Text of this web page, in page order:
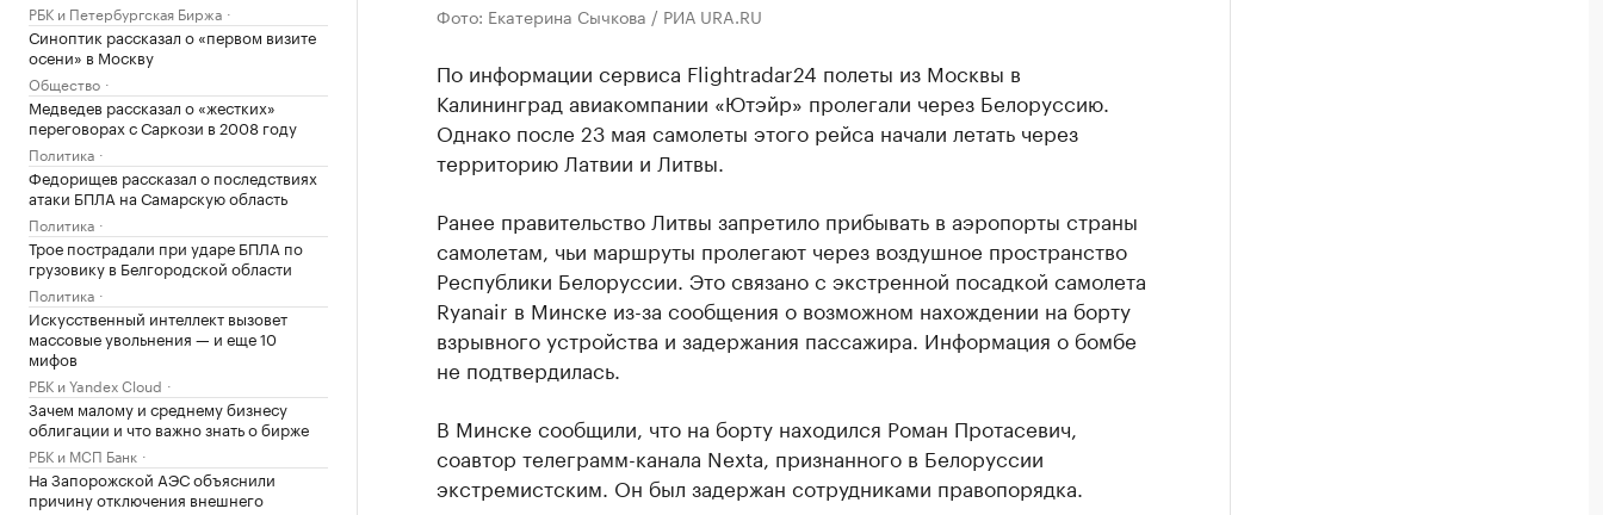
РБК и Петербургская Биржа
Синоптик рассказал о «первом визите
осени» в Москву
Общество
Медведев рассказал о «жестких»
переговорах с Саркози в 2008 году
Политика
Федорищев рассказал о последствиях
атаки БПЛА на Самарскую область
Политика
Трое пострадали при ударе БПЛА по
грузовику в Белгородской области
Политика
Искусственный интеллект вызовет
массовые увольнения — и еще 10
мифов
РБК и Yandex Cloud
Зачем малому и среднему бизнесу
облигации и что важно знать о бирже
РБК и МСП Банк
На Запорожской АЭС объяснили
причину отключения внешнего
Фото: Екатерина Сычкова / РИА URA.RU
По информации сервиса Flightradar24 полеты из Москвы в
Калининград авиакомпании «Ютэйр» пролегали через Белоруссию.
Однако после 23 мая самолеты этого рейса начали летать через
территорию Латвии и Литвы.
Ранее правительство Литвы запретило прибывать в аэропорты страны
самолетам, чьи маршруты пролегают через воздушное пространство
Республики Белоруссии. Это связано с экстренной посадкой самолета
Ryanair в Минске из-за сообщения о возможном нахождении на борту
взрывного устройства и задержания пассажира. Информация о бомбе
не подтвердилась.
В Минске сообщили, что на борту находился Роман Протасевич,
соавтор телеграмм-канала Nexta, признанного в Белоруссии
экстремистским. Он был задержан сотрудниками правопорядка.